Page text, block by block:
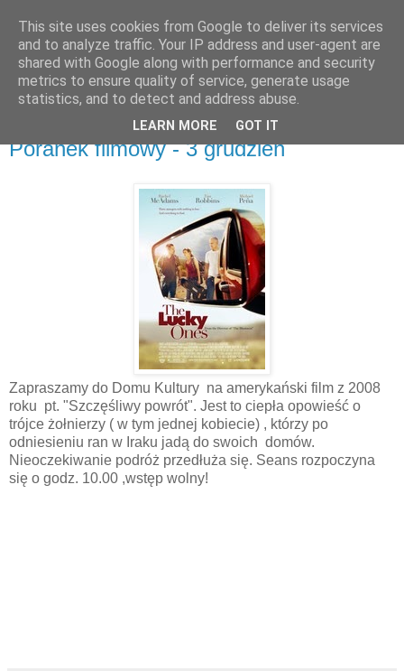
UTW Łomianki
Poranek filmowy - 3 grudzień
Zapraszamy do Domu Kultury na amerykański film z 2008
roku pt. "Szczęśliwy powrót". Jest to ciepła opowieść o
trójce żołnierzy ( w tym jednej kobiecie) , którzy po
odniesieniu ran w Iraku jadą do swoich domów.
Nieoczekiwanie podróż przedłuża się. Seans rozpoczyna
się o godz. 10.00 ,wstęp wolny!
This site uses cookies from Google to deliver its services
and to analyze traffic. Your IP address and user-agent are
shared with Google along with performance and security
metrics to ensure quality of service, generate usage
statistics, and to detect and address abuse.
LEARN MORE GOT IT